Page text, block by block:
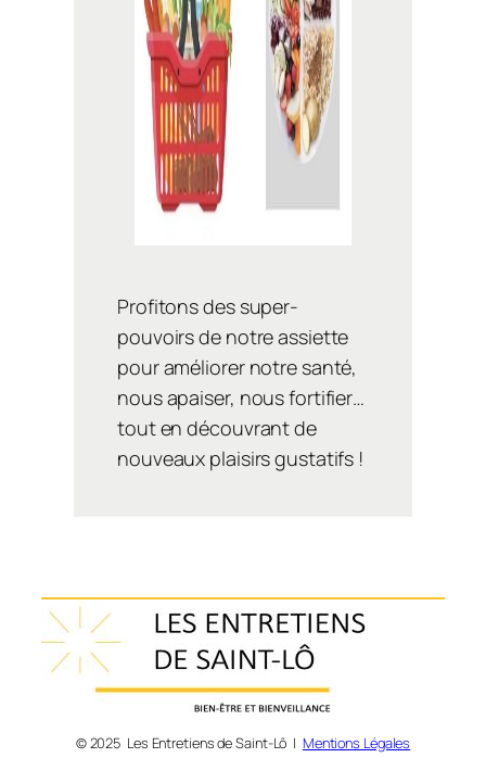
Profitons des super-
pouvoirs de notre assiette
pour améliorer notre santé,
nous apaiser, nous fortifier…
tout en découvrant de
nouveaux plaisirs gustatifs !
© 2025 Les Entretiens de Saint-Lô | Mentions Légales